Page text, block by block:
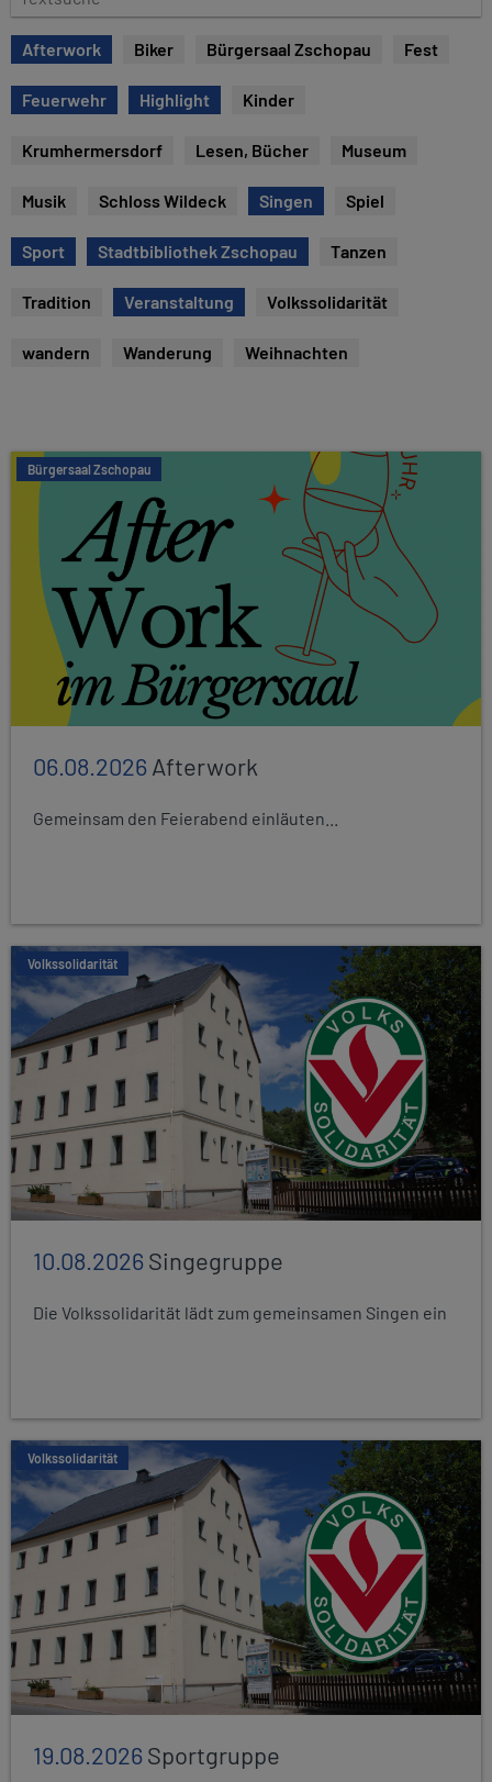
e
x
t
s
u
Afterwork Biker Bürgersaal Zschopau Fest
Feuerwehr Highlight Kinder
Krumhermersdorf Lesen, Bücher Museum
Musik Schloss Wildeck Singen Spiel
Sport Stadtbibliothek Zschopau Tanzen
Tradition Veranstaltung Volkssolidarität
wandern Wanderung Weihnachten
Bürgersaal Zschopau
06.08.2026Afterwork
Gemeinsam den Feierabend einläuten...
Volkssolidarität
10.08.2026Singegruppe
Die Volkssolidarität lädt zum gemeinsamen Singen ein
Volkssolidarität
19.08.2026Sportgruppe